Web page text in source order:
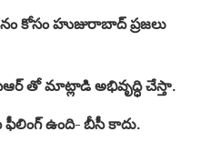
కోసం హుజురాబాద్ ప్రజలు
తో మాట్లాడి అభివృద్ధి చేస్తా.
ఉంది- బీసీ కాదు.